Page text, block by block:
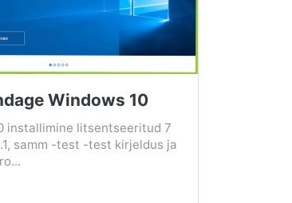
Windows 10
installimine litsentseeritud 7
samm -test -test kirjeldus ja